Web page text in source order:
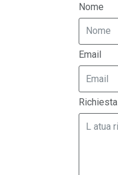
Nome
Email
Richiesta